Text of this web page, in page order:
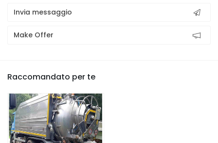
Invia messaggio
Make Offer
Raccomandato per te